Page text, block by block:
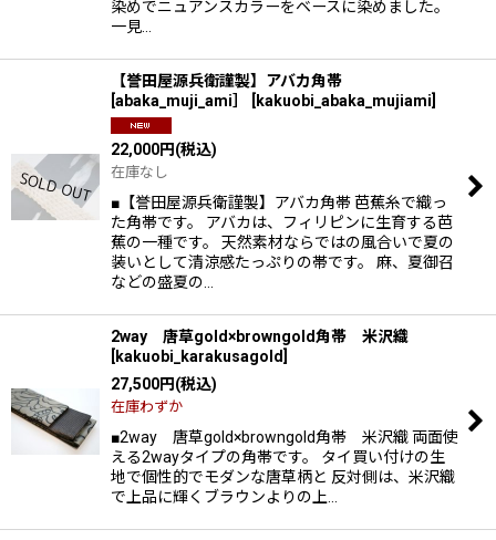
染めでニュアンスカラーをベースに染めました。
一見…
【誉田屋源兵衛謹製】アバカ角帯
[abaka_muji_ami］
kakuobi_abaka_mujiami
22,000円(税込)
在庫なし
■【誉田屋源兵衛謹製】アバカ角帯 芭蕉糸で織っ
た角帯です。 アバカは、フィリピンに生育する芭
蕉の一種です。 天然素材ならではの風合いで夏の
装いとして清涼感たっぷりの帯です。 麻、夏御召
などの盛夏の…
2way 唐草gold×browngold角帯 米沢織
kakuobi_karakusagold
27,500円(税込)
在庫わずか
■2way 唐草gold×browngold角帯 米沢織 両面使
える2wayタイプの角帯です。 タイ買い付けの生
地で個性的でモダンな唐草柄と 反対側は、米沢織
で上品に輝くブラウンよりの上…